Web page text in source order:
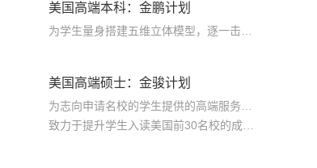
美国高端本科：金鹏计划
美国高端硕士：金骏计划